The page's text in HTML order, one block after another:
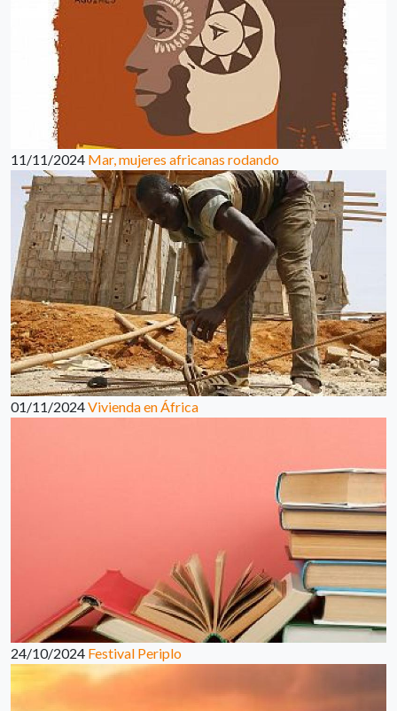
11/11/2024 Mar, mujeres africanas rodando
01/11/2024Vivienda en África
24/10/2024 Festival Periplo